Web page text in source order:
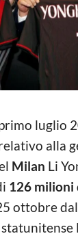
luglio
alla
Milan Li
126 milioni
ottobre